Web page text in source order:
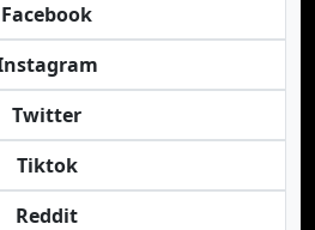
Facebook
Twitter
Tiktok
Reddit